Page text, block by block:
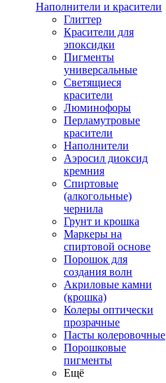
Наполнители и красители
Глиттер
Красители для
эпоксидки
Пигменты
универсальные
Светящиеся
красители
Люминофоры
Перламутровые
красители
Наполнители
Аэросил диоксид
кремния
Спиртовые
(алкогольные)
чернила
Грунт и крошка
Маркеры на
спиртовой основе
Порошок для
создания волн
Акриловые камни
(крошка)
Колеры оптически
прозрачные
Пасты колеровочные
Порошковые
пигменты
Ещё